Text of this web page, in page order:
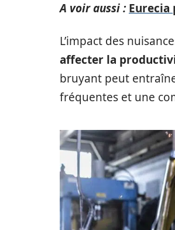
A voir aussi : Eurecia
L’impact des
affecter la
bruyant peut
fréquentes et une